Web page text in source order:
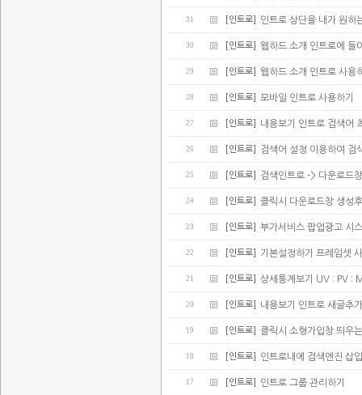
31 [인트로] 인트로 상단을 내가 원하
30 [인트로] 웹하드 소개 인트로에
29 [인트로] 웹하드 소개 인트로 사용
28 [인트로] 모바일 인트로 사용하기
27 [인트로] 내용보기 인트로 검색어
26 [인트로] 검색어 설정 이용하여 검
25 [인트로] 검색인트로 -> 다운로드
24 [인트로] 클릭시 다운로드창 생성
23 [인트로] 부가서비스 팝업광고 시
22 [인트로] 기본설정하기 프레임셋
21 [인트로] 상세통계보기 UV : PV :
20 [인트로] 내용보기 인트로 새글추
19 [인트로] 클릭시 소형가입창 띄우
18 [인트로] 인트로내에 검색엔진 삽
17 [인트로] 인트로 그룹 관리하기